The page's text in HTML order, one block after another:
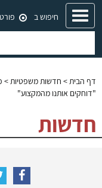
Toggle
navigation
חיפוש ב
דף הבית> חדשות משפטיות>
"דוחקים אותנו מהמקצוע"
חדשות